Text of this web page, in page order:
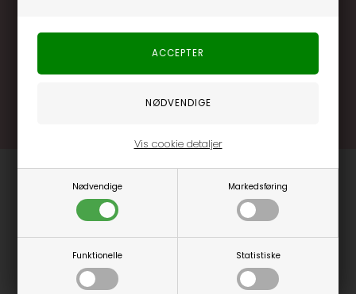
Nødvendige Markedsføring
Funktionelle Statistiske
Vis cookie detaljer
.... og mange flere fordele